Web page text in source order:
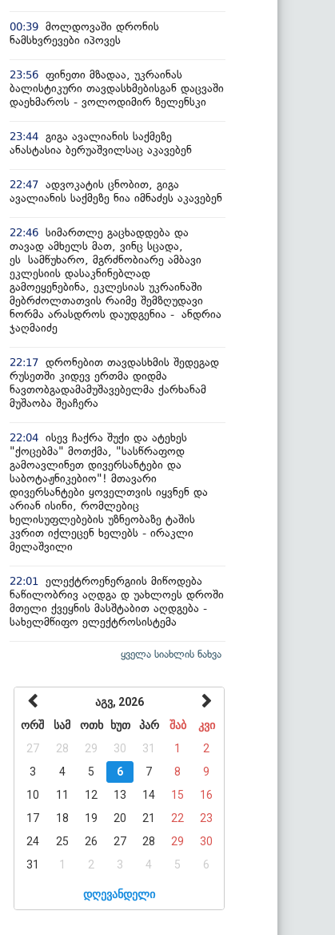
00:39 მოლდოვაში დრონის
ნამსხვრევები იპოვეს
23:56 ფინეთი მზადაა, უკრაინას
ბალისტიკური თავდასხმებისგან დაცვაში
დაეხმაროს - ვოლოდიმირ ზელენსკი
23:44 გიგა ავალიანის საქმეზე
ანასტასია ბერუაშვილსაც აკავებენ
22:47 ადვოკატის ცნობით, გიგა
ავალიანის საქმეზე ნია იმნაძეს აკავებენ
22:46 სიმართლე გაცხადდება და
თავად ამხელს მათ, ვინც სცადა,
ეს სამწუხარო, მგრძნობიარე ამბავი
ეკლესიის დასაკნინებლად
გამოეყენებინა, ეკლესიას უკრაინაში
მებრძოლთათვის რაიმე შემზღუდავი
ნორმა არასდროს დაუდგენია - ანდრია
ჯაღმაიძე
22:17 დრონებით თავდასხმის შედეგად
რუსეთში კიდევ ერთმა დიდმა
ნავთობგადამამუშავებელმა ქარხანამ
მუშაობა შეაჩერა
22:04 ისევ ჩაქრა შუქი და ატეხეს
"ქოცებმა" მოთქმა, "სასწრაფოდ
გამოავლინეთ დივერსანტები და
საბოტაჟნიკებიო"! მთავარი
დივერსანტები ყოველთვის იყვნენ და
არიან ისინი, რომლებიც
ხელისუფლებების უზნეობაზე ტაშის
კვრით იქლეცენ ხელებს - ირაკლი
მელაშვილი
22:01
ელექტროენერგიის მიწოდება
ნაწილობრივ აღდგა დ უახლოეს დროში
მთელი ქვეყნის მასშტაბით აღდგება -
სახელმწიფო ელექტროსისტემა
ყველა სიახლის ნახვა
აგვ, 2026
ორშ
სამ ოთხ ხუთ პარ შაბ
კვი
27
28 29 30 31 1
2
3
4 5 6 7 8
9
10
11 12 13 14 15
16
17
18 19 20 21 22
23
24
25 26 27 28 29
30
31
1 2 3 4 5 6
დღევანდელი